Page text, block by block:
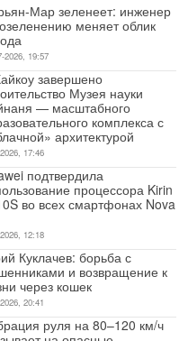
Мар зеленеет: инженер
меняет облик
2026, 19:57
завершено
Музея науки
— масштабного
комплекса с
архитектурой
17:46
подтвердила
процессора Kirin
во всех смартфонах Nova
12:18
Куклачев: борьба с
и возвращение к
через кошек
20:41
руля на 80–120 км/ч